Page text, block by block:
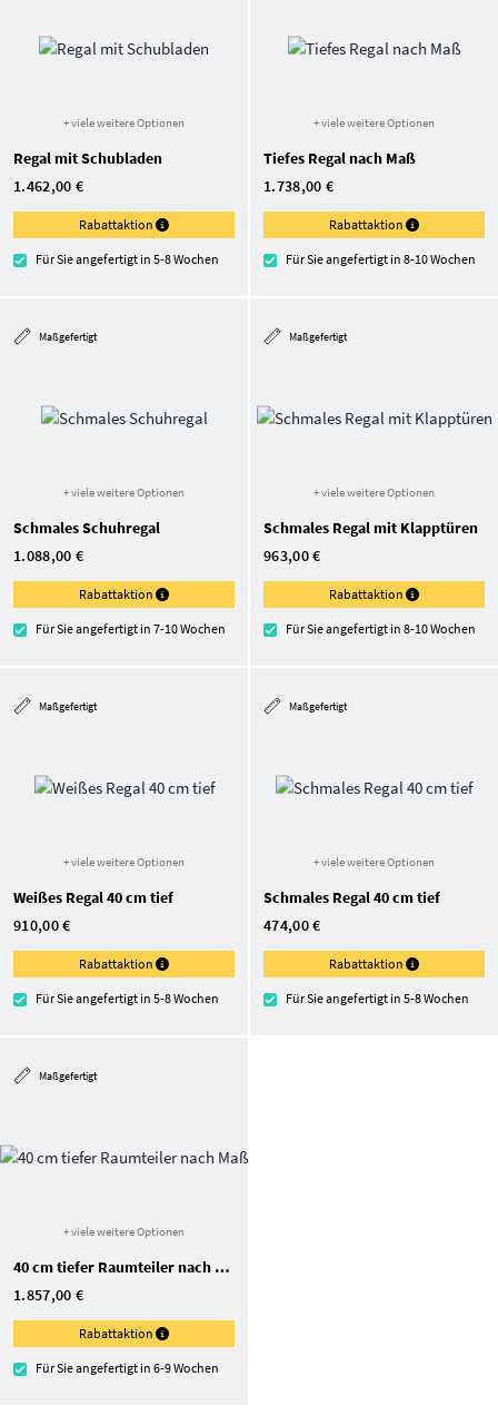
+ viele weitere Optionen
Regal mit Schubladen
1.462,00 €
Rabattaktion
Für Sie angefertigt in 5-8 Wochen
+ viele weitere Optionen
Tiefes Regal nach Maß
1.738,00 €
Rabattaktion
Für Sie angefertigt in 8-10 Wochen
Maßgefertigt
+ viele weitere Optionen
Schmales Schuhregal
1.088,00 €
Rabattaktion
Für Sie angefertigt in 7-10 Wochen
Maßgefertigt
+ viele weitere Optionen
Schmales Regal mit Klapptüren
963,00 €
Rabattaktion
Für Sie angefertigt in 8-10 Wochen
Maßgefertigt
+ viele weitere Optionen
Weißes Regal 40 cm tief
910,00 €
Rabattaktion
Für Sie angefertigt in 5-8 Wochen
Maßgefertigt
+ viele weitere Optionen
Schmales Regal 40 cm tief
474,00 €
Rabattaktion
Für Sie angefertigt in 5-8 Wochen
Maßgefertigt
+ viele weitere Optionen
40 cm tiefer Raumteiler nach Maß
1.857,00 €
Rabattaktion
Für Sie angefertigt in 6-9 Wochen